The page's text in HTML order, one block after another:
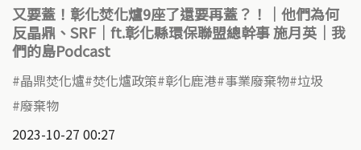
又要蓋！彰化焚化爐9座了還要再蓋？！｜他們為何
反晶鼎、SRF｜ft.彰化縣環保聯盟總幹事 施月英｜我
們的島Podcast
晶鼎焚化爐 焚化爐政策 彰化鹿港 事業廢棄物 垃圾
廢棄物
2023-10-27 00:27